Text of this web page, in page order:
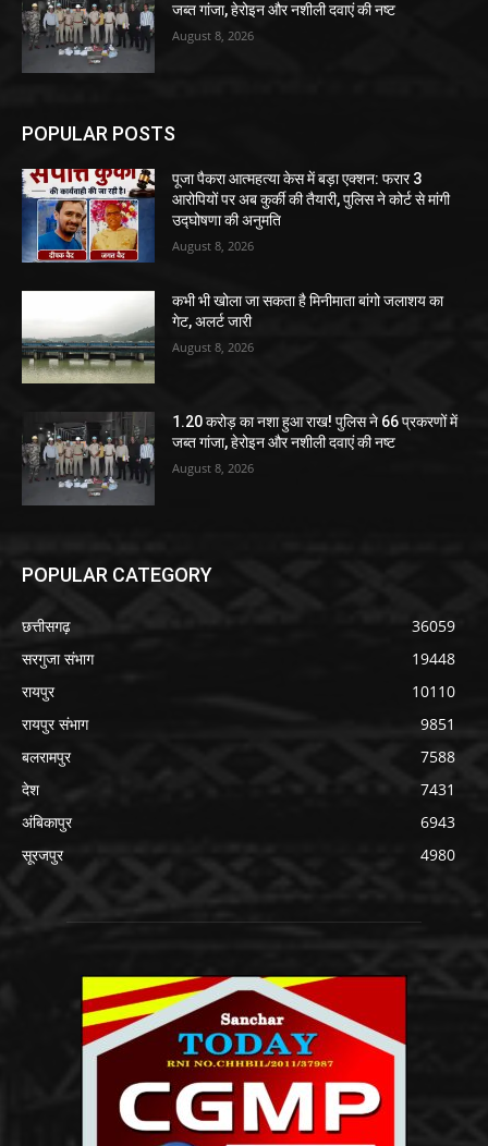
जब्त गांजा, हेरोइन और नशीली दवाएं की नष्ट
August 8, 2026
POPULAR POSTS
पूजा पैकरा आत्महत्या केस में बड़ा एक्शन: फरार 3
आरोपियों पर अब कुर्की की तैयारी, पुलिस ने कोर्ट से मांगी
उद्घोषणा की अनुमति
August 8, 2026
कभी भी खोला जा सकता है मिनीमाता बांगो जलाशय का
गेट, अलर्ट जारी
August 8, 2026
1.20 करोड़ का नशा हुआ राख! पुलिस ने 66 प्रकरणों में
जब्त गांजा, हेरोइन और नशीली दवाएं की नष्ट
August 8, 2026
POPULAR CATEGORY
छत्तीसगढ़
36059
सरगुजा संभाग
19448
रायपुर
10110
रायपुर संभाग
9851
बलरामपुर
7588
देश
7431
अंबिकापुर
6943
सूरजपुर
4980